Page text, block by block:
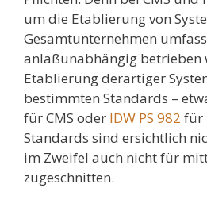
um die Etablierung von
Gesamtunternehmen
anlaßunabhängig betrieben
Etablierung derartiger
bestimmten Standards –
für CMS oder IDW PS 982 für
Standards sind ersichtlich
im Zweifel auch nicht für
zugeschnitten.